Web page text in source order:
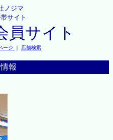
ノジマ
サイト
員サイト
ージ ｜ 店舗検索
報